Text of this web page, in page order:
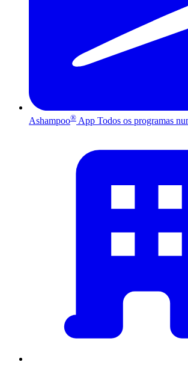
Ashampoo® App Todos os programas